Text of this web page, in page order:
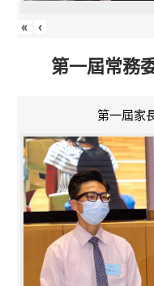
« ‹
第一屆常務
第一屆家